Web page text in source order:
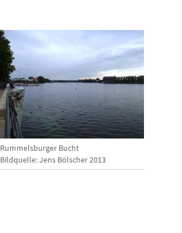
Rummelsburger Bucht
Bildquelle: Jens Bölscher 2013